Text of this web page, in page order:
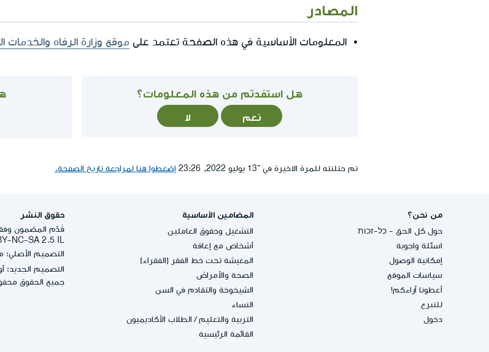
المصادر
المعلومات الأساسية في هذه الصفحة تعتمد على موقع وزارة الرفاه والخدمات
هل استفدتم من هذه المعلومات؟
نعم لا
تم حتلنته للمرة الاخيرة في ־13 يوليو 2022, 23:26 إضغطوا هنا لمراجعة تاريخ الصفحة.
من نحن؟
حول كل الحق - כל-זכות
اسئلة واجوبة
إمكانية الوصول
سياسات الموقع
أعطونا آراءكم!
للتبرع
دخول
المضامين الأساسية
التشغيل وحقوق العاملين
أشخاص مع إعاقة
المعيشة تحت خط الفقر (الفقراء)
الصحة والأمراض
الشيخوخة والتقادم في السن
النساء
التربية والتعليم/ الطلاب الأكاديميون
القائمة الرئيسية
حقوق النشر
NC-SA 2.5 IL.
التصميم الأصلي:
التصميم الجديد:
جميع الحقوق